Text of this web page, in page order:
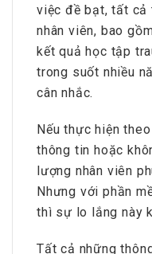
việc đề bạt, tất cả
nhân viên, bao
kết quả học tập
trong suốt nhiều
cân nhắc.
Nếu thực hiện
thông tin hoặc
lượng nhân viên
Nhưng với phần
thì sự lo lắng này
Tất cả những